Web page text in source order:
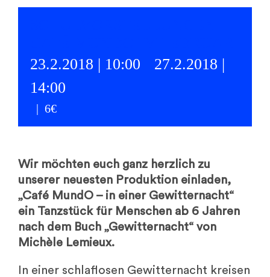
23.2.2018 | 10:00
27.2.2018 |
14:00
| 6€
Wir möchten euch ganz herzlich zu
unserer neuesten Produktion einladen,
„Café MundO – in einer Gewitternacht“
ein Tanzstück für Menschen ab 6 Jahren
nach dem Buch „Gewitternacht“ von
Michèle Lemieux.
In einer schlaflosen Gewitternacht kreisen